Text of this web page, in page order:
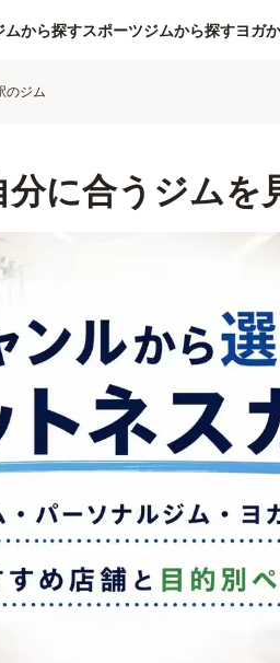
ムから探すスポーツジムから探すヨガ
のジム
に合うジムを